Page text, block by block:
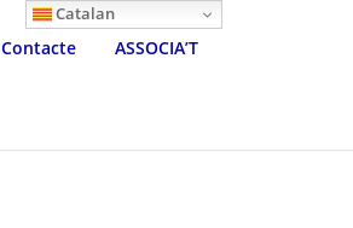
Contacte ASSOCIA’T
Catalan